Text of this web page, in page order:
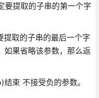
要提取的子串的第一个字
取的子串的最后一个字
果省略该参数，那么返
束 不接受负的参数。